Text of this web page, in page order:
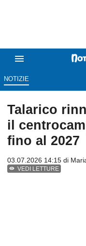
NOTIZIE
Talarico
il
fino al 2027
03.07.2026 14:15 di
VEDI LETTURE